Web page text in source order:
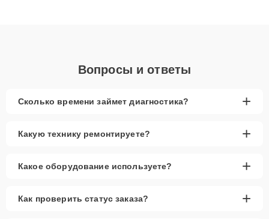
Вопросы и ответы
Сколько времени займет диагностика? +
Какую технику ремонтируете? +
Какое оборудование используете? +
Как проверить статус заказа? +